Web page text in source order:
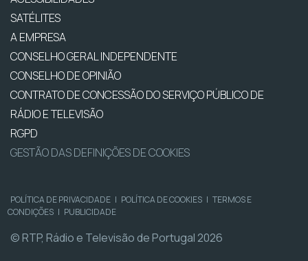
SATÉLITES
A EMPRESA
CONSELHO GERAL INDEPENDENTE
CONSELHO DE OPINIÃO
CONTRATO DE CONCESSÃO DO SERVIÇO PÚBLICO DE
RÁDIO E TELEVISÃO
RGPD
GESTÃO DAS DEFINIÇÕES DE COOKIES
POLÍTICA DE PRIVACIDADE | POLÍTICA DE COOKIES | TERMOS E
CONDIÇÕES | PUBLICIDADE
© RTP, Rádio e Televisão de Portugal 2026